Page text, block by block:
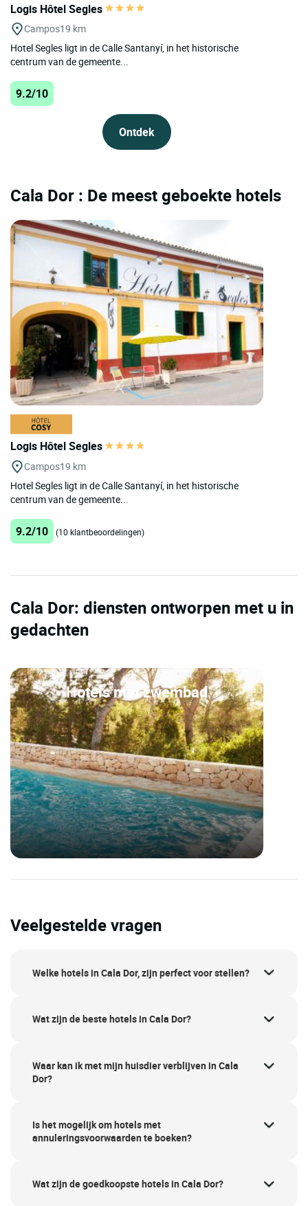
Logis Hôtel Segles
Campos19 km
Hotel Segles ligt in de Calle Santanyí, in het historische
centrum van de gemeente...
9.2/10
Ontdek
Cala Dor : De meest geboekte hotels
Logis Hôtel Segles
Campos19 km
Hotel Segles ligt in de Calle Santanyí, in het historische
centrum van de gemeente...
9.2/10 (10 klantbeoordelingen)
Cala Dor: diensten ontworpen met u in
gedachten
Hotels met zwembad
Veelgestelde vragen
Welke hotels in Cala Dor, zijn perfect voor stellen?
Wat zijn de beste hotels in Cala Dor?
Waar kan ik met mijn huisdier verblijven in Cala
Dor?
Is het mogelijk om hotels met
annuleringsvoorwaarden te boeken?
Wat zijn de goedkoopste hotels in Cala Dor?